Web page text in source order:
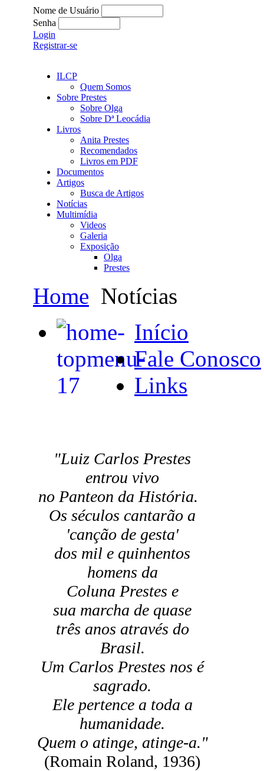
Nome de Usuário
Senha
Login
Registrar-se
ILCP
Quem Somos
Sobre Prestes
Sobre Olga
Sobre Dª Leocádia
Livros
Anita Prestes
Recomendados
Livros em PDF
Documentos
Artigos
Busca de Artigos
Notícias
Multimídia
Videos
Galeria
Exposição
Olga
Prestes
Home Notícias
Início
Fale Conosco
Links
"Luiz Carlos Prestes
entrou vivo
no Panteon da História.
Os séculos cantarão a
'canção de gesta'
dos mil e quinhentos
homens da
Coluna Prestes e
sua marcha de quase
três anos através do
Brasil.
Um Carlos Prestes nos é
sagrado.
Ele pertence a toda a
humanidade.
Quem o atinge, atinge-a."
(Romain Roland, 1936)